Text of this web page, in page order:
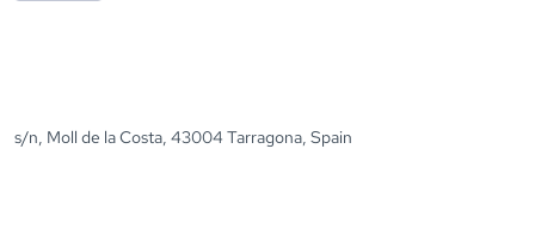
s/n, Moll de la Costa, 43004 Tarragona, Spain